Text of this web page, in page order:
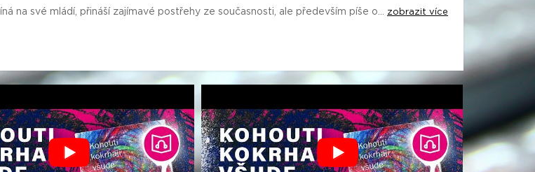
na své mládí, přináší zajímavé postřehy ze současnosti, ale především píše o... zobrazit více